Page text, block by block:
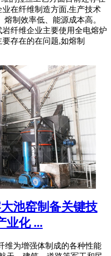
在纤维制造方面,生产技术
制效率低、能源成本高。
纤维企业主要使用全电熔炉
存在的在问题,如熔制
池窑制备关键技
业化 ...
维为增强体制成的各种性能